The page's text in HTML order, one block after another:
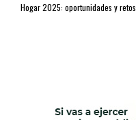
Hogar 2025: oportunidades y retos